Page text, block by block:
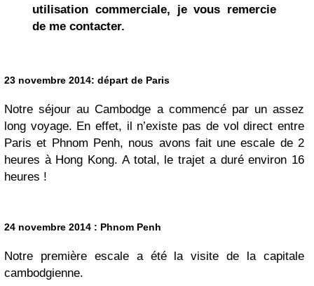
utilisation commerciale, je vous remercie
de me contacter.
23 novembre 2014: départ de Paris
Notre séjour au Cambodge a commencé par un assez
long voyage. En effet, il n’existe pas de vol direct entre
Paris et Phnom Penh, nous avons fait une escale de 2
heures à Hong Kong. A total, le trajet a duré environ 16
heures !
24 novembre 2014 : Phnom Penh
Notre première escale a été la visite de la capitale
cambodgienne.